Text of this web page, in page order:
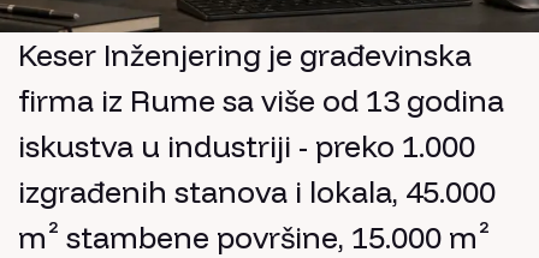
Keser Inženjering je građevinska
firma iz Rume sa više od 13 godina
iskustva u industriji - preko 1.000
izgrađenih stanova i lokala, 45.000
m² stambene površine, 15.000 m²